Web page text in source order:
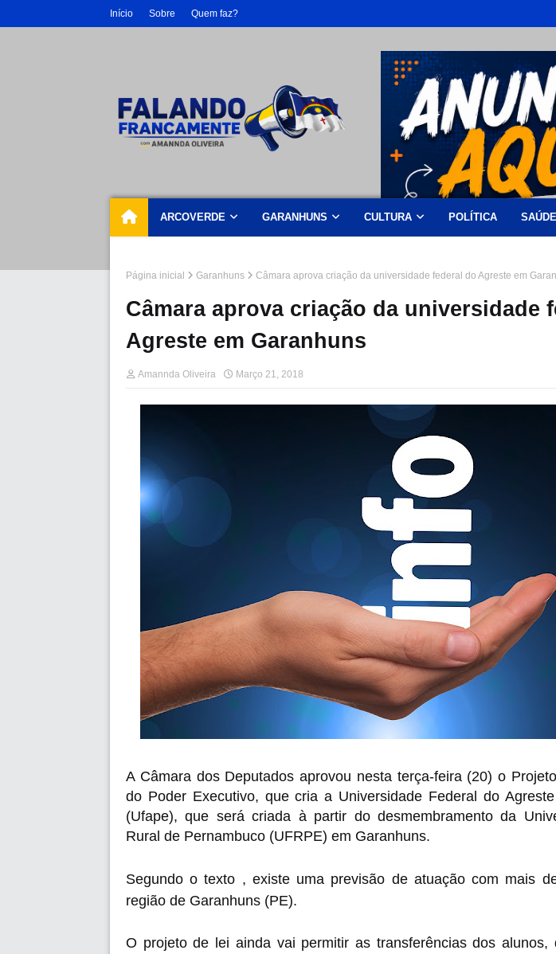
Início Sobre Quem faz?
ARCOVERDE GARANHUNS CULTURA POLÍTICA SAÚDE
Página inicial Garanhuns Câmara aprova criação da universidade federal do Agreste em
Câmara aprova criação da universidade
Agreste em Garanhuns
Amannda Oliveira Março 21, 2018
A Câmara dos Deputados aprovou nesta terça-feira (20) o
do Poder Executivo, que cria a Universidade Federal do
(Ufape), que será criada à partir do desmembramento da
Rural de Pernambuco (UFRPE) em Garanhuns.
Segundo o texto , existe uma previsão de atuação com mais
região de Garanhuns (PE).
O projeto de lei ainda vai permitir as transferências dos alunos,